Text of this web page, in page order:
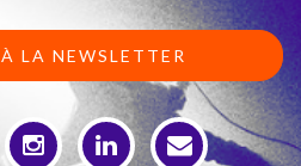
LA NEWSLETTER